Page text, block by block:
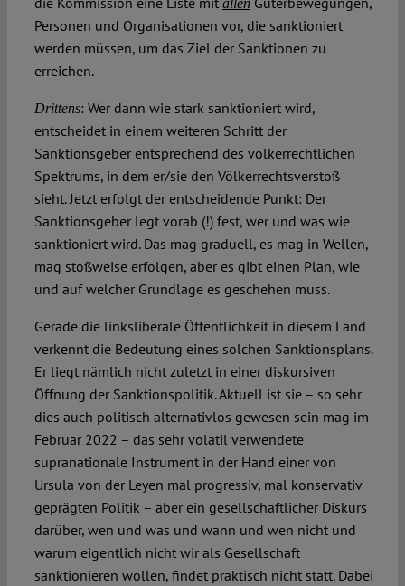
allen
Personen und Organisationen vor, die sanktioniert
werden müssen, um das Ziel der Sanktionen zu
erreichen.
Drittens: Wer dann wie stark sanktioniert wird,
entscheidet in einem weiteren Schritt der
Sanktionsgeber entsprechend des völkerrechtlichen
Spektrums, in dem er/sie den Völkerrechtsverstoß
sieht. Jetzt erfolgt der entscheidende Punkt: Der
Sanktionsgeber legt vorab (!) fest, wer und was wie
sanktioniert wird. Das mag graduell, es mag in Wellen,
mag stoßweise erfolgen, aber es gibt einen Plan, wie
und auf welcher Grundlage es geschehen muss.
Gerade die linksliberale Öffentlichkeit in diesem Land
verkennt die Bedeutung eines solchen Sanktionsplans.
Er liegt nämlich nicht zuletzt in einer diskursiven
Öffnung der Sanktionspolitik. Aktuell ist sie – so sehr
dies auch politisch alternativlos gewesen sein mag im
Februar 2022 – das sehr volatil verwendete
supranationale Instrument in der Hand einer von
Ursula von der Leyen mal progressiv, mal konservativ
geprägten Politik – aber ein gesellschaftlicher Diskurs
darüber, wen und was und wann und wen nicht und
warum eigentlich nicht wir als Gesellschaft
sanktionieren wollen, findet praktisch nicht statt. Dabei